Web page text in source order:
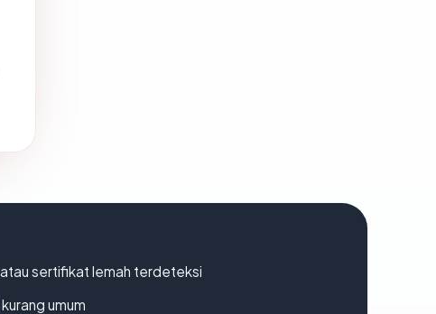
sertifikat lemah terdeteksi
umum